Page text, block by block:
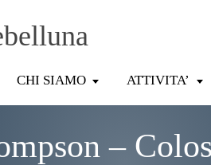
CHI SIAMO ATTIVITA’
–